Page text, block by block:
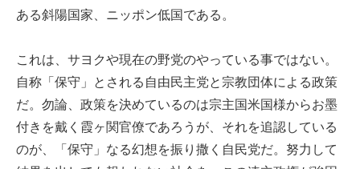
ある斜陽国家、ニッポン低国である。
これは、サヨクや現在の野党のやっている事ではない。
自称「保守」とされる自由民主党と宗教団体による政策
だ。勿論、政策を決めているのは宗主国米国様からお墨
付きを戴く霞ヶ関官僚であろうが、それを追認している
のが、「保守」なる幻想を振り撒く自民党だ。努力して